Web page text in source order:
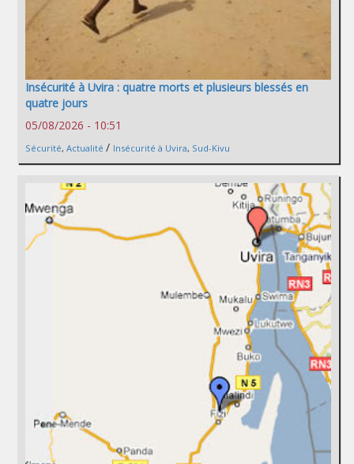
Insécurité à Uvira : quatre morts et plusieurs blessés en
quatre jours
05/08/2026 - 10:51
Sécurité, Actualité / Insécurité à Uvira, Sud-Kivu